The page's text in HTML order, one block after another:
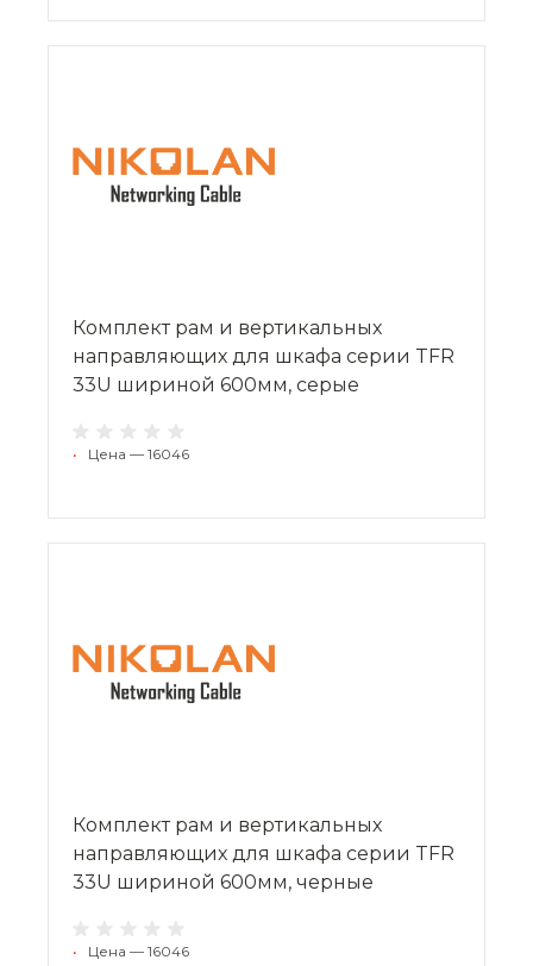
Комплект рам и вертикальных
направляющих для шкафа серии TFR
33U шириной 600мм, серые
• Цена — 16046
Комплект рам и вертикальных
направляющих для шкафа серии TFR
33U шириной 600мм, черные
• Цена — 16046